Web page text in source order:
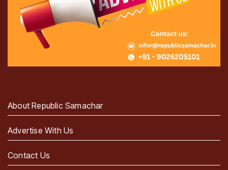
About Republic Samachar
Advertise With Us
Contact Us